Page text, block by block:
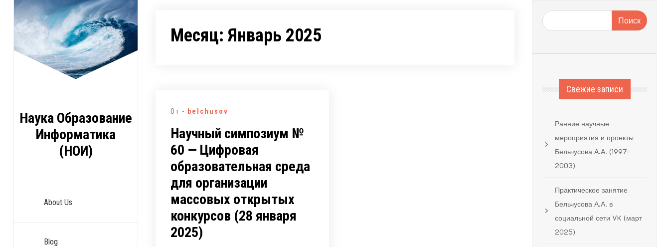
Перейти
содержимому
Наука Образование
Информатика
(НОИ)
About Us
Blog
Месяц:Январь 2025
От - belchusov
Научный симпозиум №
60 — Цифровая
образовательная среда
для организации
массовых открытых
конкурсов (28 января
2025)
Поиск
Свежие записи
Ранние научные
мероприятия и проекты
Бельчусова А.А. (1997-
2003)
Практическое занятие
Бельчусова А.А. в
социальной сети VK (март
2025)